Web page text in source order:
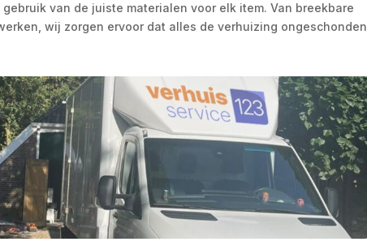
van de juiste materialen voor elk item. Van breekbare
wij zorgen ervoor dat alles de verhuizing ongeschonden